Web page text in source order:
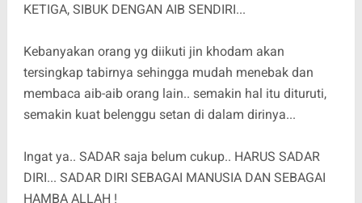
KETIGA, SIBUK DENGAN AIB SENDIRI...
Kebanyakan orang yg diikuti jin khodam akan
tersingkap tabirnya sehingga mudah menebak dan
membaca aib-aib orang lain.. semakin hal itu dituruti,
semakin kuat belenggu setan di dalam dirinya...
Ingat ya.. SADAR saja belum cukup.. HARUS SADAR
DIRI... SADAR DIRI SEBAGAI MANUSIA DAN SEBAGAI
HAMBA ALLAH !